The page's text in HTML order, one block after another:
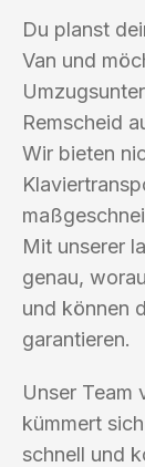
Du planst
Van und
Remscheid
Wir bieten
Mit unserer
genau,
und können
garantieren.
Unser Team
kümmert
schnell und